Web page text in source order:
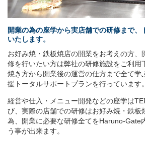
開業の為の座学から実店舗での研修まで、
いたします。
お好み焼・鉄板焼店の開業をお考えの方、
修を行いたい方は弊社の研修施設をご利用
焼き方から開業後の運営の仕方まで全て学
援トータルサポートプランを行っています。
経営や仕入・メニュー開発などの座学は
び、実際の店舗での研修はお好み焼・鉄板
為、開業に必要な研修全てをHaruno-Gate
う事が出来ます。